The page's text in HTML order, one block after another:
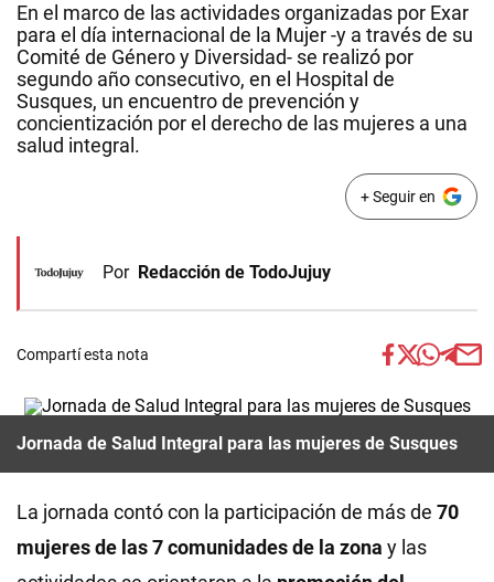
En el marco de las actividades organizadas por Exar
para el día internacional de la Mujer -y a través de su
Comité de Género y Diversidad- se realizó por
segundo año consecutivo, en el Hospital de
Susques, un encuentro de prevención y
concientización por el derecho de las mujeres a una
salud integral.
+ Seguir en
Por Redacción de TodoJujuy
Compartí esta nota
Jornada de Salud Integral para las mujeres de Susques
La jornada contó con la participación de más de 70
mujeres de las 7 comunidades de la zona y las